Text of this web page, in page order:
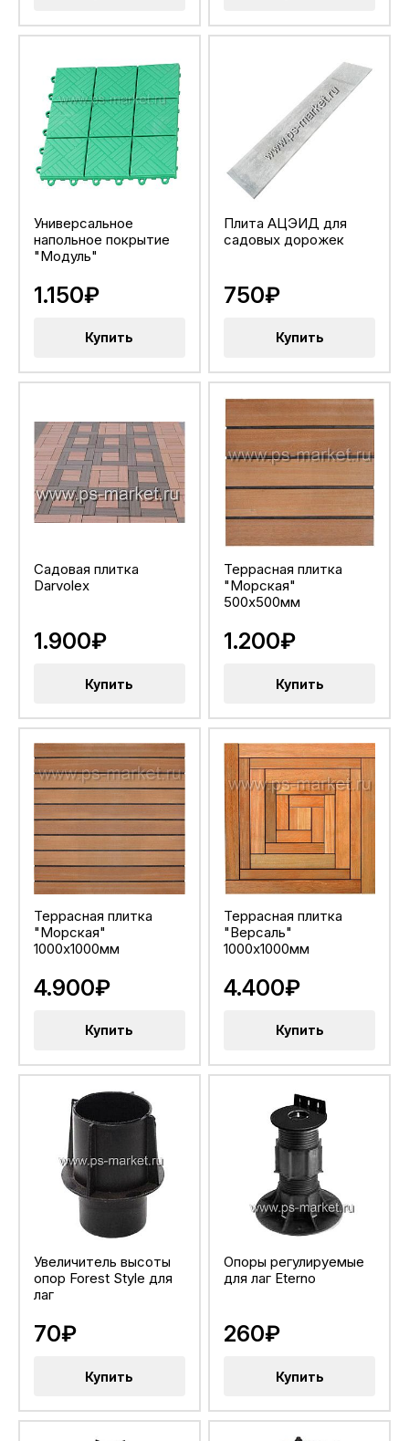
Универсальное
напольное покрытие
"Модуль"
1.150₽
Купить
Плита АЦЭИД для
садовых дорожек
750₽
Купить
Садовая плитка
Darvolex
1.900₽
Купить
Террасная плитка
"Морская"
500x500мм
1.200₽
Купить
Террасная плитка
"Морская"
1000x1000мм
4.900₽
Купить
Террасная плитка
"Версаль"
1000x1000мм
4.400₽
Купить
Увеличитель высоты
опор Forest Style для
лаг
70₽
Купить
Опоры регулируемые
для лаг Eterno
260₽
Купить